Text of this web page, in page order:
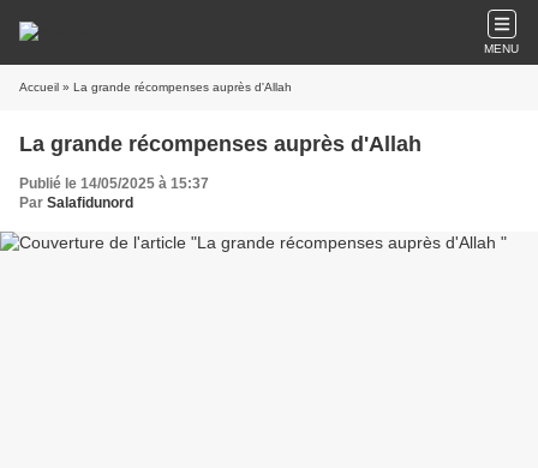
MENU
Accueil » La grande récompenses auprès d'Allah
La grande récompenses auprès d'Allah
Publié le 14/05/2025 à 15:37
Par Salafidunord